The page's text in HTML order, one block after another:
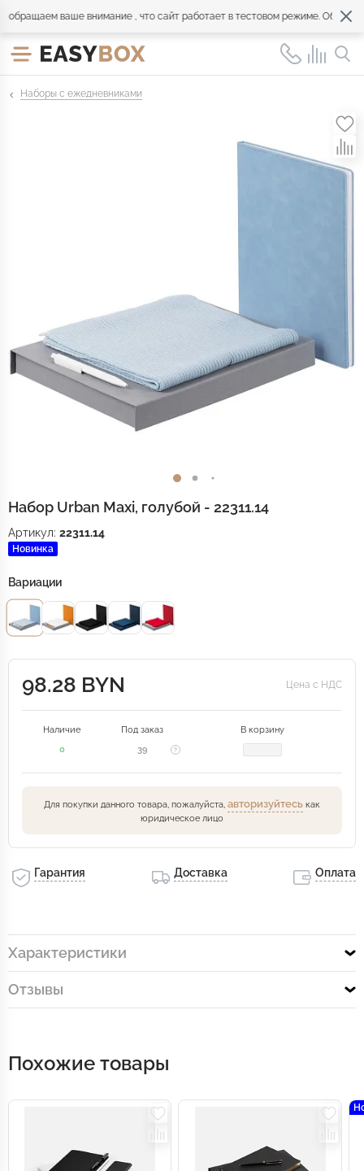
ваше внимание , что сайт работает в тестовом режиме.
Наборы с ежедневниками
Набор Urban Maxi, голубой - 22311.14
Артикул: 22311.14
Новинка
Вариации
98.28 BYN Цена с НДС
Наличие Под заказ
В корзину
0
39
Для покупки данного товара, пожалуйста, авторизуйтесь как
юридическое лицо
Гарантия Доставка Оплата
Характеристики
Отзывы
Похожие товары